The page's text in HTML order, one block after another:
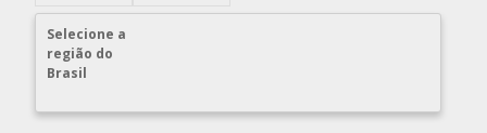
COMPRAR ENVELOPE DE PLÁSTICO CORREIOS
COMPRAR ENVELOPE PLÁSTICO CORREIOS
COMPRAR ENVELOPE PLÁSTICO DE CORREIO
COMPRAR ENVELOPE PLÁSTICO DE SEGURANÇA
Selecione a
região do
Brasil